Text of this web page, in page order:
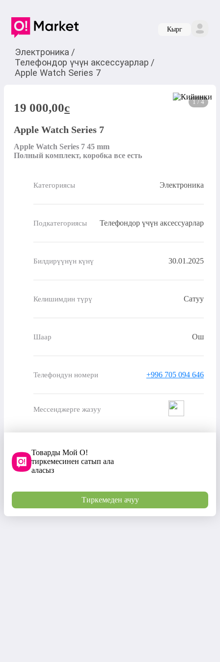
Кырг
Электроника /
Телефондор үчүн аксессуарлар /
Apple Watch Series 7
1 / 4
19 000,00c
Apple Watch Series 7
Apple Watch Series 7 45 mm
Полный комплект, коробка все есть
Категориясы Электроника
Подкатегориясы Телефондор үчүн аксессуарлар
Билдирүүнүн күнү 30.01.2025
Келишимдин түрү Сатуу
Шаар Ош
Телефондун номери +996 705 094 646
Мессенджерге жазуу
Товарды Мой О!
тиркемесинен сатып ала
аласыз
Тиркемеден ачуу